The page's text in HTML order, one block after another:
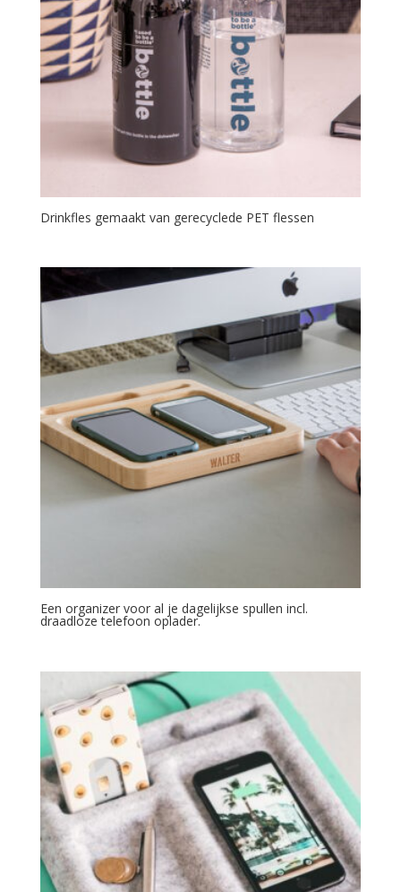
Drinkfles gemaakt van gerecyclede PET flessen
Een organizer voor al je dagelijkse spullen incl.
draadloze telefoon oplader.